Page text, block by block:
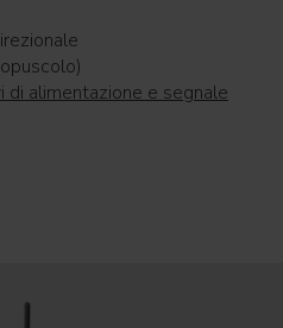
di alimentazione e segnale